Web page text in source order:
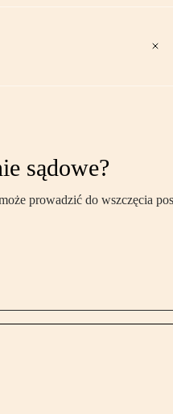
sądowe?
prowadzić do wszczęcia